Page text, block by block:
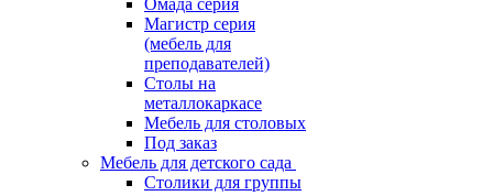
Омада серия
Магистр серия
(мебель для
преподавателей)
Столы на
металлокаркасе
Мебель для столовых
Под заказ
Мебель для детского сада
Столики для группы